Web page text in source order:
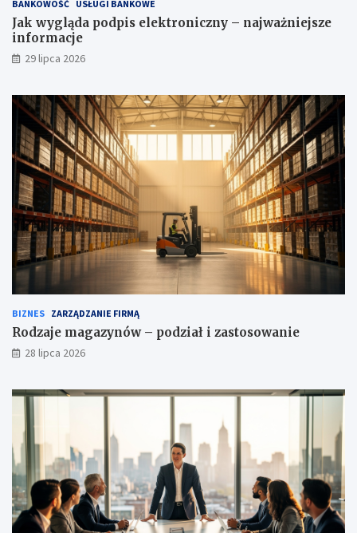
BANKOWOŚĆ USŁUGI BANKOWE
Jak wygląda podpis elektroniczny – najważniejsze
informacje
29 lipca 2026
BIZNES ZARZĄDZANIE FIRMĄ
Rodzaje magazynów – podział i zastosowanie
28 lipca 2026